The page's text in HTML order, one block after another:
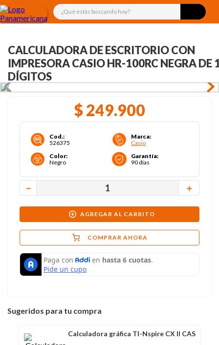
¿Qué estás buscando hoy?
CALCULADORA DE ESCRITORIO CON
IMPRESORA CASIO HR-100RC NEGRA DE
DÍGITOS
$ 249.900
Cod.:
526375
Marca:
Casio
Color:
Negro
Garantía:
90 días
＋
－
AGREGAR AL CARRITO
COMPRAR AHORA
Sugeridos para tu compra
Calculadora gráfica TI-Nspire CX II CAS